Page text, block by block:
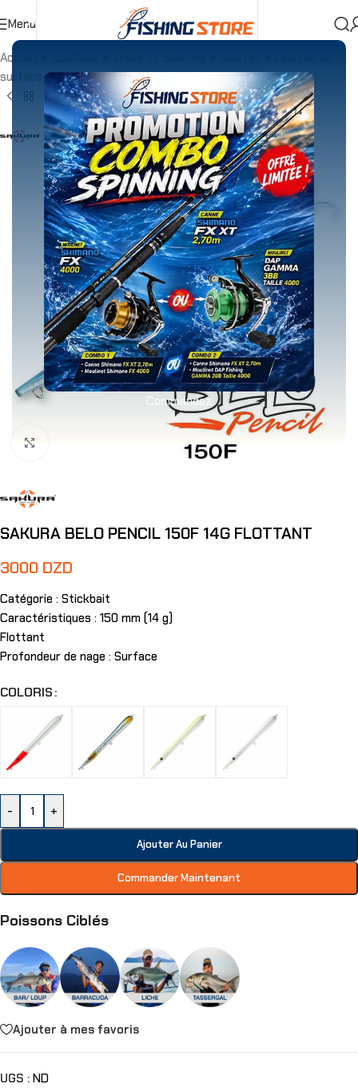
Commandez
Menu
Accueil
surface
»SAKURA BELO PENCIL 150F 14G FLOTTANT
SAKURA BELO PENCIL 150F 14G FLOTTANT
3000 DZD
Catégorie : Stickbait
Caractéristiques : 150 mm (14 g)
Flottant
Profondeur de nage : Surface
COLORIS
- +
Ajouter Au Panier
Commander Maintenant
Poissons Ciblés
Ajouter à mes favoris
UGS : ND